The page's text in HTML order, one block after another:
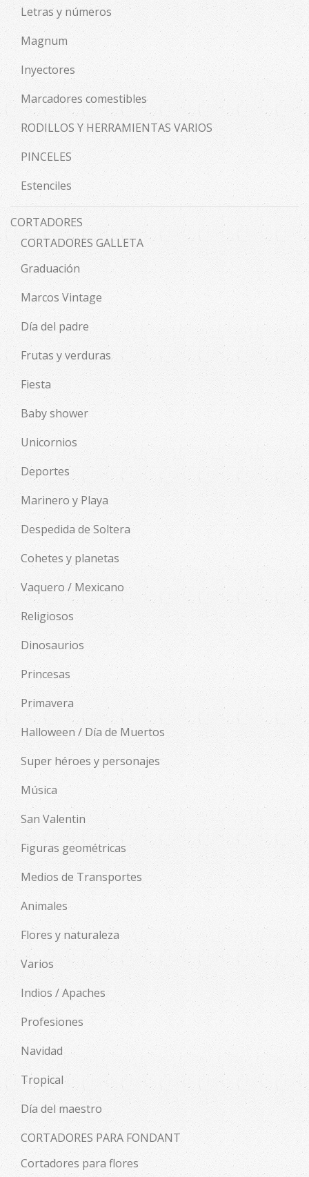
Letras y números
Magnum
Inyectores
Marcadores comestibles
RODILLOS Y HERRAMIENTAS VARIOS
PINCELES
Estenciles
CORTADORES
CORTADORES GALLETA
Graduación
Marcos Vintage
Día del padre
Frutas y verduras
Fiesta
Baby shower
Unicornios
Deportes
Marinero y Playa
Despedida de Soltera
Cohetes y planetas
Vaquero / Mexicano
Religiosos
Dinosaurios
Princesas
Primavera
Halloween / Día de Muertos
Super héroes y personajes
Música
San Valentin
Figuras geométricas
Medios de Transportes
Animales
Flores y naturaleza
Varios
Indios / Apaches
Profesiones
Navidad
Tropical
Día del maestro
CORTADORES PARA FONDANT
Cortadores para flores